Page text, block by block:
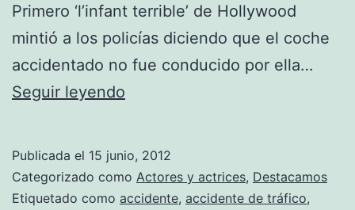
Primero ‘l’infant terrible’ de Hollywood
mintió a los policías diciendo que el coche
accidentado no fue conducido por ella…
Seguir leyendo
ir
a
Publicada el 15 junio, 2012
Categorizado como Actores y actrices, Destacamos
Etiquetado como accidente, accidente de tráfico,